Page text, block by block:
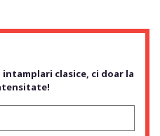
clasice, ci doar la